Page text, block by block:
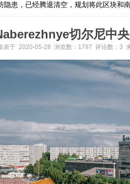
隐患，已经腾退清空，规划将此区块和
切尔尼中
表于 2020-05-28 浏览数：1797 评论数：3